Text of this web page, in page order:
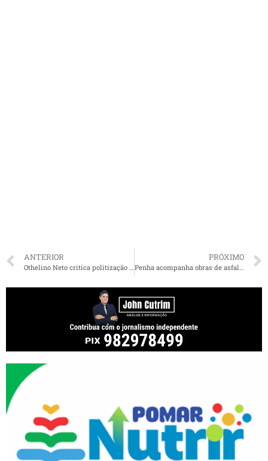
ANTERIOR
Othelino Neto critica politização sobre as emendas parlamentares para o Aldenora Bello
PRÓXIMO
Penha acompanha obras de asfaltamento no bairro da Liberdade